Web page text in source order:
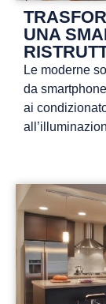
UNA
Le moderne
da
ai